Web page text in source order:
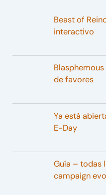
Beast of
interactivo
de favores
Ya está
E-Day
Guía – todas
campaign